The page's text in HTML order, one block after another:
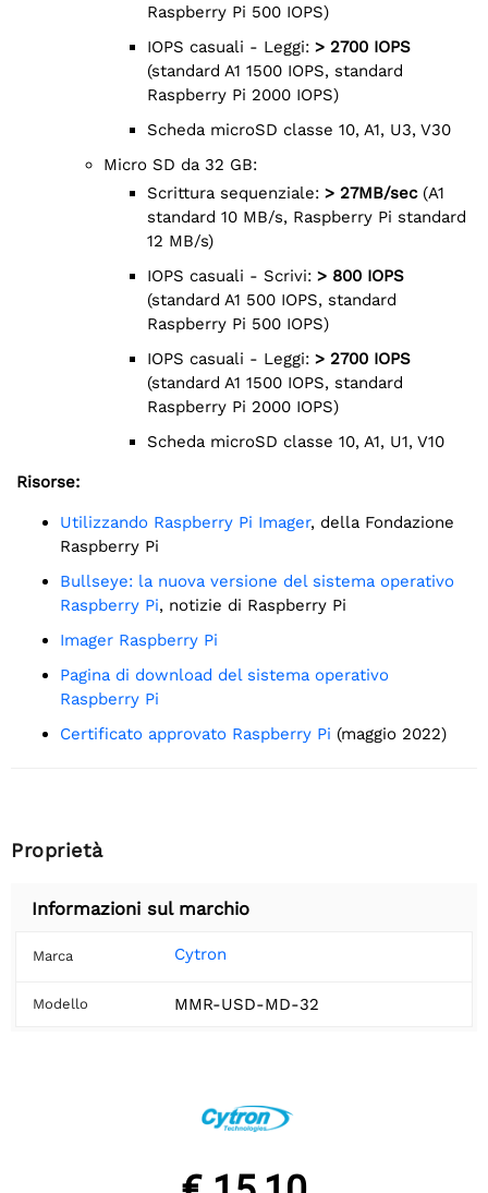
Raspberry Pi 500 IOPS)
IOPS casuali - Leggi: > 2700 IOPS
(standard A1 1500 IOPS, standard
Raspberry Pi 2000 IOPS)
Scheda microSD classe 10, A1, U3, V30
Micro SD da 32 GB:
Scrittura sequenziale: > 27MB/sec(A1
standard 10 MB/s, Raspberry Pi standard
12 MB/s)
IOPS casuali - Scrivi: > 800 IOPS
(standard A1 500 IOPS, standard
Raspberry Pi 500 IOPS)
IOPS casuali - Leggi: > 2700 IOPS
(standard A1 1500 IOPS, standard
Raspberry Pi 2000 IOPS)
Scheda microSD classe 10, A1, U1, V10
Risorse:
Utilizzando Raspberry Pi Imager, della Fondazione
Raspberry Pi
Bullseye: la nuova versione del sistema operativo
Raspberry Pi, notizie di Raspberry Pi
Imager Raspberry Pi
Pagina di download del sistema operativo
Raspberry Pi
Certificato approvato Raspberry Pi (maggio 2022)
Proprietà
Informazioni sul marchio
Marca Cytron
Modello MMR-USD-MD-32